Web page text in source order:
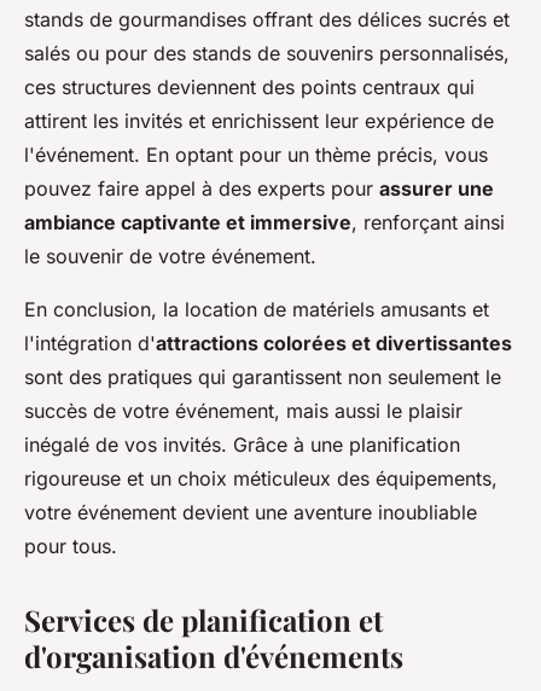
stands de gourmandises offrant des délices sucrés et
salés ou pour des stands de souvenirs personnalisés,
ces structures deviennent des points centraux qui
attirent les invités et enrichissent leur expérience de
l'événement. En optant pour un thème précis, vous
pouvez faire appel à des experts pour assurer une
ambiance captivante et immersive, renforçant ainsi
le souvenir de votre événement.
En conclusion, la location de matériels amusants et
l'intégration d'attractions colorées et divertissantes
sont des pratiques qui garantissent non seulement le
succès de votre événement, mais aussi le plaisir
inégalé de vos invités. Grâce à une planification
rigoureuse et un choix méticuleux des équipements,
votre événement devient une aventure inoubliable
pour tous.
Services de planification et
d'organisation d'événements